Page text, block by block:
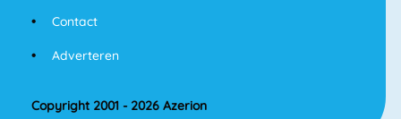
Contact
Adverteren
Copyright 2001 - 2026 Azerion